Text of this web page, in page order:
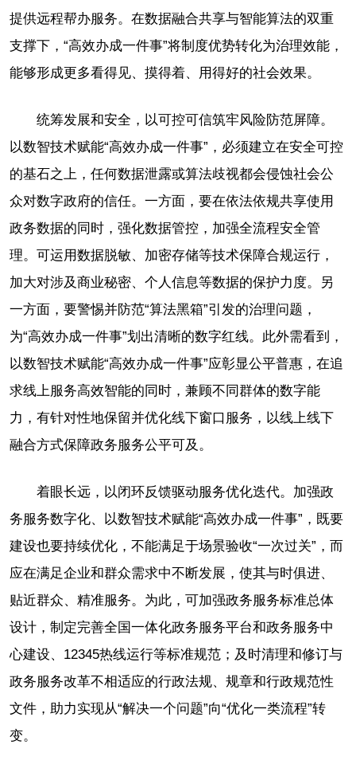
提供远程帮办服务。在数据融合共享与智能算法的双重
支撑下，“高效办成一件事”将制度优势转化为治理效能，
能够形成更多看得见、摸得着、用得好的社会效果。
统筹发展和安全，以可控可信筑牢风险防范屏障。
以数智技术赋能“高效办成一件事”，必须建立在安全可控
的基石之上，任何数据泄露或算法歧视都会侵蚀社会公
众对数字政府的信任。一方面，要在依法依规共享使用
政务数据的同时，强化数据管控，加强全流程安全管
理。可运用数据脱敏、加密存储等技术保障合规运行，
加大对涉及商业秘密、个人信息等数据的保护力度。另
一方面，要警惕并防范“算法黑箱”引发的治理问题，
为“高效办成一件事”划出清晰的数字红线。此外需看到，
以数智技术赋能“高效办成一件事”应彰显公平普惠，在追
求线上服务高效智能的同时，兼顾不同群体的数字能
力，有针对性地保留并优化线下窗口服务，以线上线下
融合方式保障政务服务公平可及。
着眼长远，以闭环反馈驱动服务优化迭代。加强政
务服务数字化、以数智技术赋能“高效办成一件事”，既要
建设也要持续优化，不能满足于场景验收“一次过关”，而
应在满足企业和群众需求中不断发展，使其与时俱进、
贴近群众、精准服务。为此，可加强政务服务标准总体
设计，制定完善全国一体化政务服务平台和政务服务中
心建设、12345热线运行等标准规范；及时清理和修订与
政务服务改革不相适应的行政法规、规章和行政规范性
文件，助力实现从“解决一个问题”向“优化一类流程”转
变。